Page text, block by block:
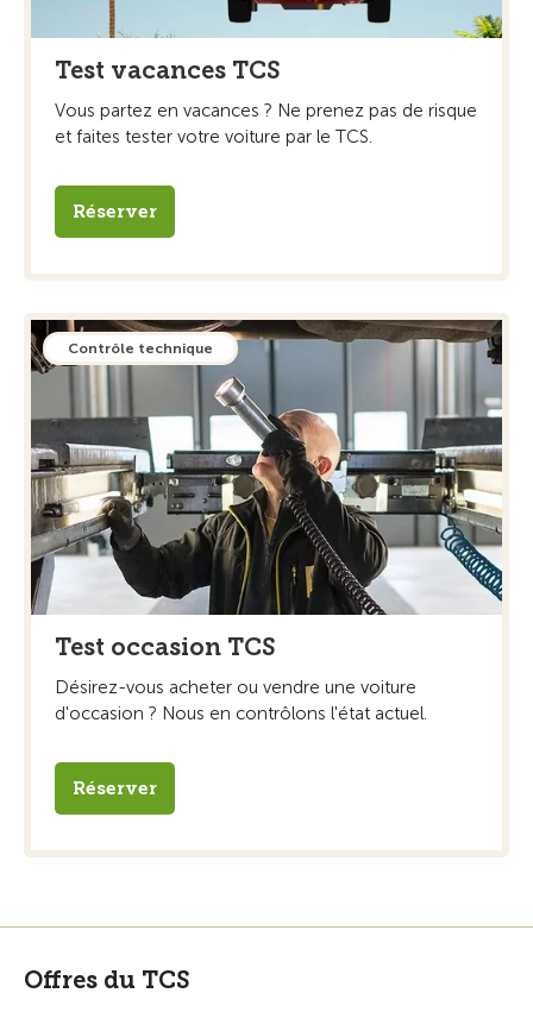
Test vacances TCS
Vous partez en vacances ? Ne prenez pas de risque
et faites tester votre voiture par le TCS.
Réserver
Contrôle technique
Test occasion TCS
Désirez-vous acheter ou vendre une voiture
d'occasion ? Nous en contrôlons l'état actuel.
Réserver
Offres du TCS